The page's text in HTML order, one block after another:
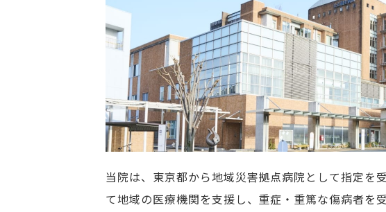
当院は、東京都から地域災害拠点病院として指定を
て地域の医療機関を支援し、重症・重篤な傷病者を